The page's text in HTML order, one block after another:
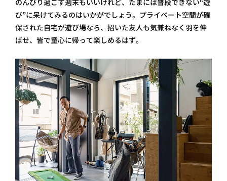
のんびり過ごす週末もいいけれど、たまには普段できない“遊
び”に呆けてみるのはいかがでしょう。プライベート空間が確
保された自宅が遊び場なら、招いた友人も気兼ねなく羽を伸
ばせ、皆で童心に帰って楽しめるはず。